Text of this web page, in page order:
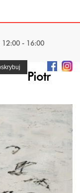
12:00 - 16:00
Piotr